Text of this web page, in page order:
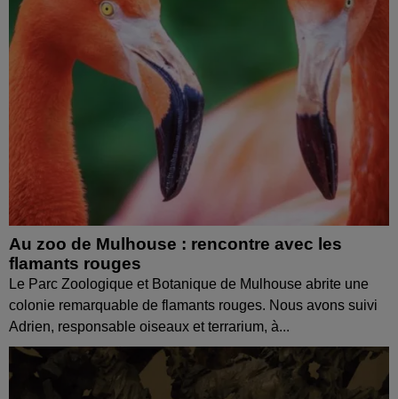
Au zoo de Mulhouse : rencontre avec les
flamants rouges
Le Parc Zoologique et Botanique de Mulhouse abrite une
colonie remarquable de flamants rouges. Nous avons suivi
Adrien, responsable oiseaux et terrarium, à...